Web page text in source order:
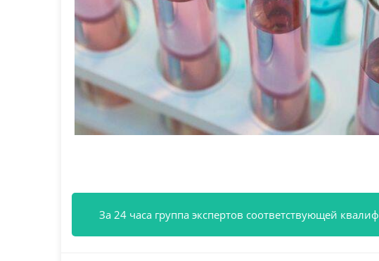
За 24 часа группа экспертов соответствующей